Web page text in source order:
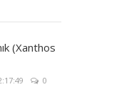
(Xanthos
0